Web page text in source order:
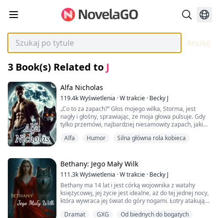
Anuluj
3 Book(s) Related to J
Alfa Nicholas
119.4kWyświetlenia ·W trakcie · Becky J
„Co to za zapach?” Głos mojego wilka, Storma, jest
nagły i głośny, sprawiając, że moja głowa pulsuje. Gdy
tylko przemówi, najbardziej niesamowity zapach, jaki
moje zmysły na pełne obroty. To mieszanka truskawek i
Przeciskając się przez tłum, zapach się nasila, a nagle
wszystko dzieje się tak szybko, że kręci mi się w głowie.
Taki zapach może oznaczać tylko jedno... Znalazłem
swoją drugą połówkę. Uświadomienie sobie tego
uderza mnie, gdy ona wychodzi z domu stada,
zostawiając mnie bez tchu. „Cholera, nie!”
Alfa Humor Silna główna rola kobieca
Bethany: Jego Mały Wilk
111.3kWyświetlenia ·W trakcie · Becky J
Bethany ma 14 lat i jest córką wojownika z watahy
księżycowej, jej życie jest idealne, aż do tej jednej nocy,
która wywraca jej świat do góry nogami. Łotry atakują
i swoją 6-miesięczną siostrzenicę Bellę. Udaje jej się
Dramat GXG Od biednych do bogatych